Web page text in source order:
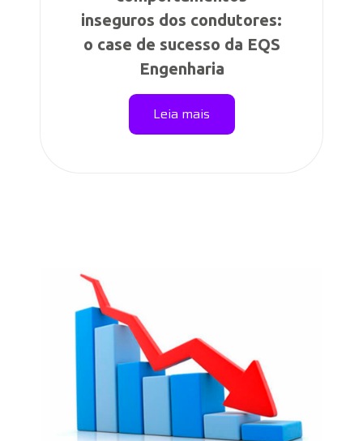
inseguros dos condutores:
o case de sucesso da EQS
Engenharia
Leia mais